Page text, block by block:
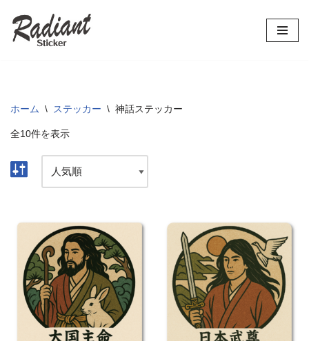
コ
ツ
ス
ッ
ホーム \ ステッカー \ 神話ステッカー
全10件を表示